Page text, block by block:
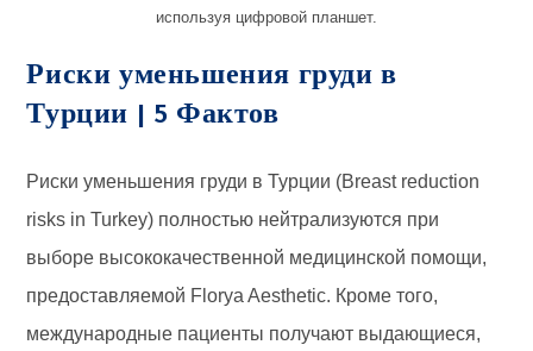
используя цифровой планшет.
Риски уменьшения груди в
Турции | 5 Фактов
Риски уменьшения груди в Турции (Breast reduction
risks in Turkey) полностью нейтрализуются при
выборе высококачественной медицинской помощи,
предоставляемой Florya Aesthetic. Кроме того,
международные пациенты получают выдающиеся,